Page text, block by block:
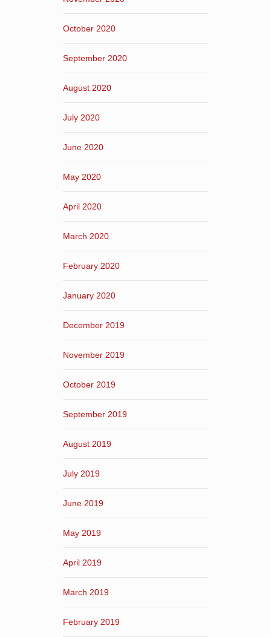
October 2020
September 2020
August 2020
July 2020
June 2020
May 2020
April 2020
March 2020
February 2020
January 2020
December 2019
November 2019
October 2019
September 2019
August 2019
July 2019
June 2019
May 2019
April 2019
March 2019
February 2019